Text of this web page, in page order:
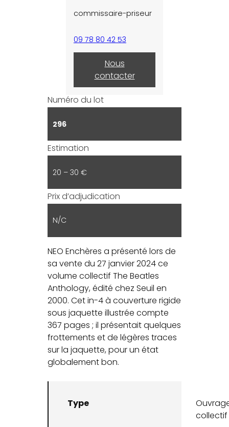
commissaire-priseur
09 78 80 42 53
Nous
contacter
Numéro du lot
296
Estimation
20 – 30 €
Prix d’adjudication
N/C
NEO Enchères a présenté lors de
sa vente du 27 janvier 2024 ce
volume collectif The Beatles
Anthology, édité chez Seuil en
2000. Cet in-4 à couverture rigide
sous jaquette illustrée compte
367 pages ; il présentait quelques
frottements et de légères traces
sur la jaquette, pour un état
globalement bon.
Type
collectif